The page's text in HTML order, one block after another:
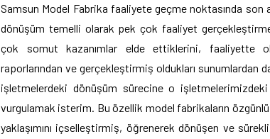
Samsun Model Fabrika faaliyete geçme noktasında son
dönüşüm temelli olarak pek çok faaliyet
çok somut kazanımlar elde ettiklerini, faaliyette
raporlarından ve gerçekleştirmiş oldukları sunumlardan
işletmelerdeki dönüşüm sürecine o işletmelerimizdeki
vurgulamak isterim. Bu özellik model fabrikaların
yaklaşımını içselleştirmiş, öğrenerek dönüşen ve